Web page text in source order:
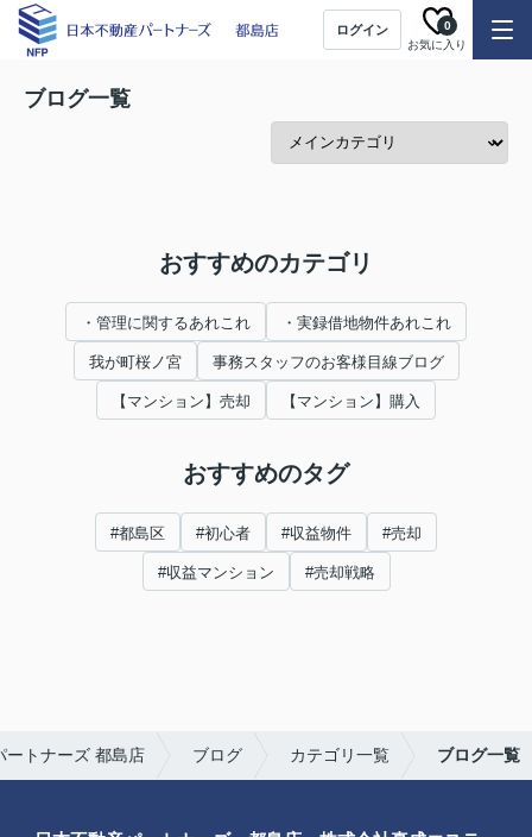
ログイン
お気に入り
0
ブログ一覧
おすすめのカテゴリ
・管理に関するあれこれ ・実録借地物件あれこれ
我が町桜ノ宮 事務スタッフのお客様目線ブログ
【マンション】売却 【マンション】購入
おすすめのタグ
#都島区 #初心者 #収益物件 #売却
#収益マンション #売却戦略
ートナーズ 都島店 ブログ カテゴリ一覧 ブログ一覧